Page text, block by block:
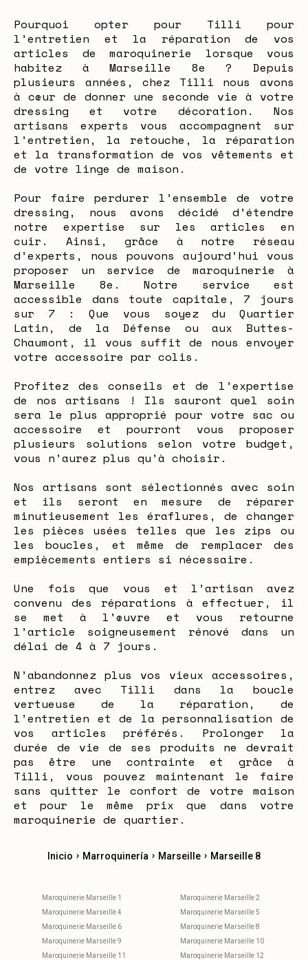
Pourquoi opter pour Tilli pour
l’entretien et la réparation de vos
articles de maroquinerie lorsque vous
habitez à Marseille 8e ? Depuis
plusieurs années, chez Tilli nous avons
à cœur de donner une seconde vie à votre
dressing et votre décoration. Nos
artisans experts vous accompagnent sur
l’entretien, la retouche, la réparation
et la transformation de vos vêtements et
de votre linge de maison.
Pour faire perdurer l’ensemble de votre
dressing, nous avons décidé d’étendre
notre expertise sur les articles en
cuir. Ainsi, grâce à notre réseau
d’experts, nous pouvons aujourd’hui vous
proposer un service de maroquinerie à
Marseille 8e. Notre service est
accessible dans toute capitale, 7 jours
sur 7 : Que vous soyez du Quartier
Latin, de la Défense ou aux Buttes-
Chaumont, il vous suffit de nous envoyer
votre accessoire par colis.
Profitez des conseils et de l’expertise
de nos artisans ! Ils sauront quel soin
sera le plus approprié pour votre sac ou
accessoire et pourront vous proposer
plusieurs solutions selon votre budget,
vous n’aurez plus qu’à choisir.
Nos artisans sont sélectionnés avec soin
et ils seront en mesure de réparer
minutieusement les éraflures, de changer
les pièces usées telles que les zips ou
les boucles, et même de remplacer des
empiècements entiers si nécessaire.
Une fois que vous et l’artisan avez
convenu des réparations à effectuer, il
se met à l'œuvre et vous retourne
l’article soigneusement rénové dans un
délai de 4 à 7 jours.
N’abandonnez plus vos vieux accessoires,
entrez avec Tilli dans la boucle
vertueuse de la réparation, de
l’entretien et de la personnalisation de
vos articles préférés. Prolonger la
durée de vie de ses produits ne devrait
pas être une contrainte et grâce à
Tilli, vous pouvez maintenant le faire
sans quitter le confort de votre maison
et pour le même prix que dans votre
maroquinerie de quartier.
Inicio › Marroquinería › Marseille › Marseille 8
Maroquinerie Marseille 1
Maroquinerie Marseille 2
Maroquinerie Marseille 4
Maroquinerie Marseille 5
Maroquinerie Marseille 6
Maroquinerie Marseille 8
Maroquinerie Marseille 9
Maroquinerie Marseille 10
Maroquinerie Marseille 11
Maroquinerie Marseille 12